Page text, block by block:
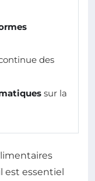
des
sur la
est essentiel